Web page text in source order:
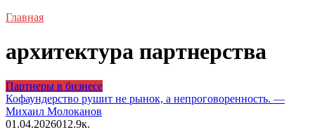
Главная
архитектура партнерства
Партнеры в бизнесе
Кофаундерство рушит не рынок, а непроговоренность. —
Михаил Молоканов
01.04.2026012.9к.